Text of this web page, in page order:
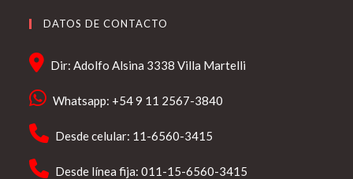
DATOS DE CONTACTO
Dir: Adolfo Alsina 3338 Villa Martelli
Whatsapp: +54 9 11 2567-3840
Desde celular: 11-6560-3415
Desde línea fija: 011-15-6560-3415